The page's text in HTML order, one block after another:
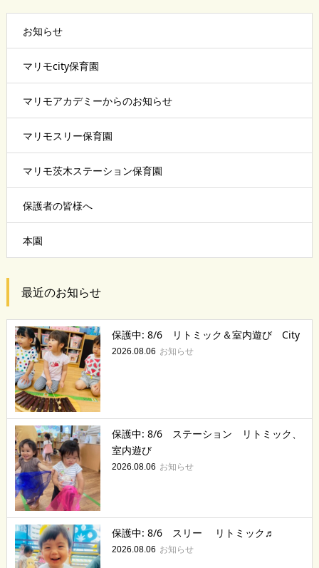
お知らせ
マリモcity保育園
マリモアカデミーからのお知らせ
マリモスリー保育園
マリモ茨木ステーション保育園
保護者の皆様へ
本園
最近のお知らせ
保護中: 8/6 リトミック＆室内遊び City
2026.08.06 お知らせ
保護中: 8/6 ステーション リトミック、
室内遊び
2026.08.06 お知らせ
保護中: 8/6 スリー リトミック♬
2026.08.06 お知らせ